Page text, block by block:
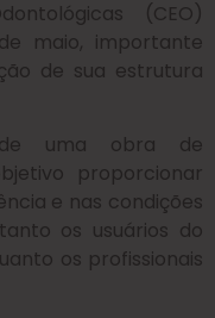
(CEO)
maio, importante
de sua estrutura
uma obra de
proporcionar
e nas condições
os usuários do
os profissionais